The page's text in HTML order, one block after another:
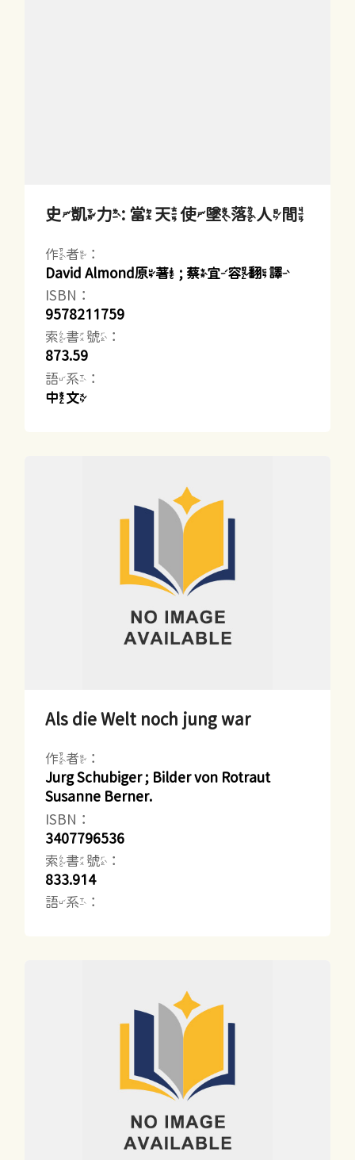
史凱力: 當天使墜落人間
作者：
David Almond原著 ; 蔡宜容翻譯
ISBN：
9578211759
索書號：
873.59
語系：
中文
Als die Welt noch jung war
作者：
Jurg Schubiger ; Bilder von Rotraut
Susanne Berner.
ISBN：
3407796536
索書號：
833.914
語系：